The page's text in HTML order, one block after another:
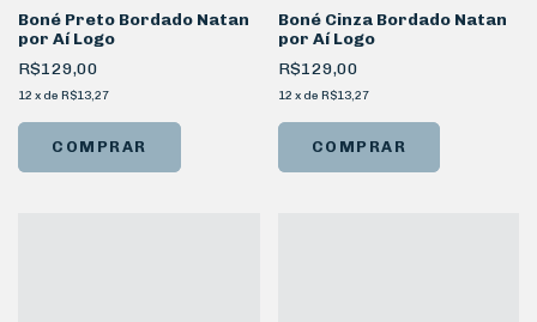
Boné Preto Bordado Natan
por Aí Logo
R$129,00
12 x de R$13,27
Boné Cinza Bordado Natan
por Aí Logo
R$129,00
12 x de R$13,27